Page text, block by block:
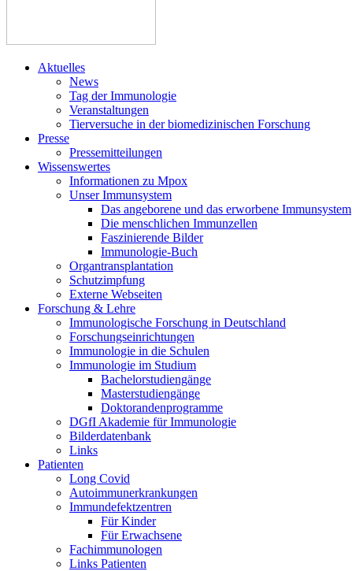
Aktuelles
News
Tag der Immunologie
Veranstaltungen
Tierversuche in der biomedizinischen Forschung
Presse
Pressemitteilungen
Wissenswertes
Informationen zu Mpox
Unser Immunsystem
Das angeborene und das erworbene Immunsystem
Die menschlichen Immunzellen
Faszinierende Bilder
Immunologie-Buch
Organtransplantation
Schutzimpfung
Externe Webseiten
Forschung & Lehre
Immunologische Forschung in Deutschland
Forschungseinrichtungen
Immunologie in die Schulen
Immunologie im Studium
Bachelorstudiengänge
Masterstudiengänge
Doktorandenprogramme
DGfI Akademie für Immunologie
Bilderdatenbank
Links
Patienten
Long Covid
Autoimmunerkrankungen
Immundefektzentren
Für Kinder
Für Erwachsene
Fachimmunologen
Links Patienten